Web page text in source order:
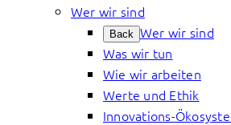
Wer wir sind
Back Wer wir sind
Was wir tun
Wie wir arbeiten
Werte und Ethik
Innovations-